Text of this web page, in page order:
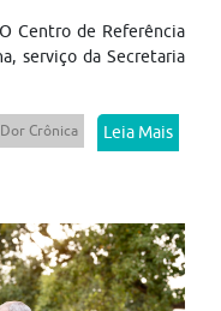
Centro de Referência
serviço da Secretaria
Crônica Leia Mais